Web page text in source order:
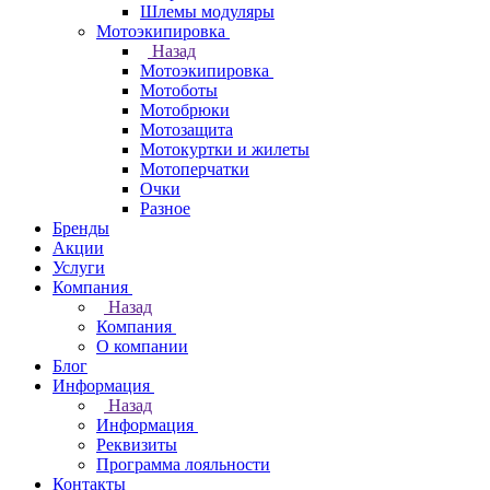
Шлемы модуляры
Мотоэкипировка
Назад
Мотоэкипировка
Мотоботы
Мотобрюки
Мотозащита
Мотокуртки и жилеты
Мотоперчатки
Очки
Разное
Бренды
Акции
Услуги
Компания
Назад
Компания
О компании
Блог
Информация
Назад
Информация
Реквизиты
Программа лояльности
Контакты